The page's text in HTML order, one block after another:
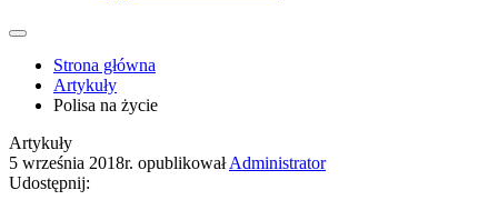
Strona główna
Artykuły
Polisa na życie
Artykuły
5 września 2018r. opublikował Administrator
Udostępnij: